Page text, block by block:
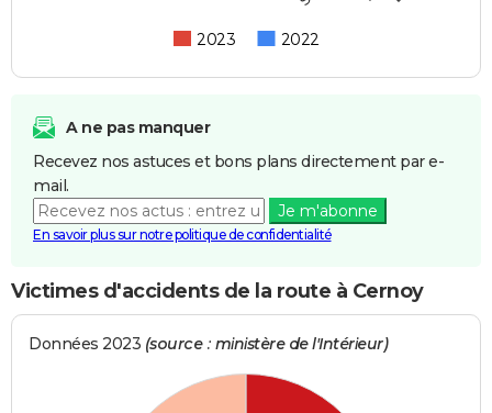
2023 2022
A ne pas manquer
Recevez nos astuces et bons plans directement par e-
mail.
Je m'abonne
En savoir plus sur notre politique de confidentialité
Victimes d'accidents de la route à Cernoy
Données 2023 (source : ministère de l'Intérieur)